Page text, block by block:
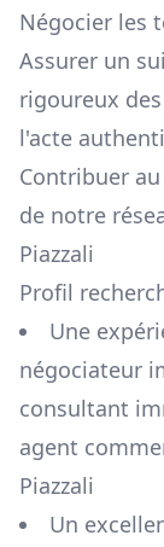
Négocier les
Assurer un
rigoureux
l'acte
Contribuer
de notre
Piazzali
Profil
Une
négociateur
consultant
agent
Piazzali
Un